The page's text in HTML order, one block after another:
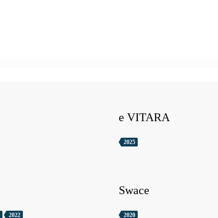
e VITARA
2025
2022
Swace
2020